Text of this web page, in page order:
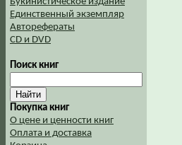
Единственный экземпляр
Авторефераты
CD и DVD
Поиск книг
Покупка книг
О цене и ценности книг
Оплата и доставка